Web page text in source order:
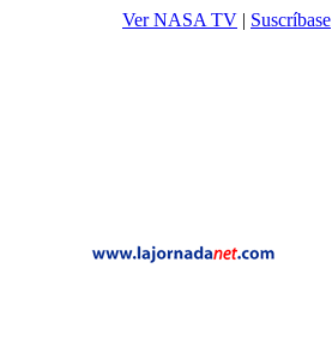
Ver NASA TV | Suscríbase